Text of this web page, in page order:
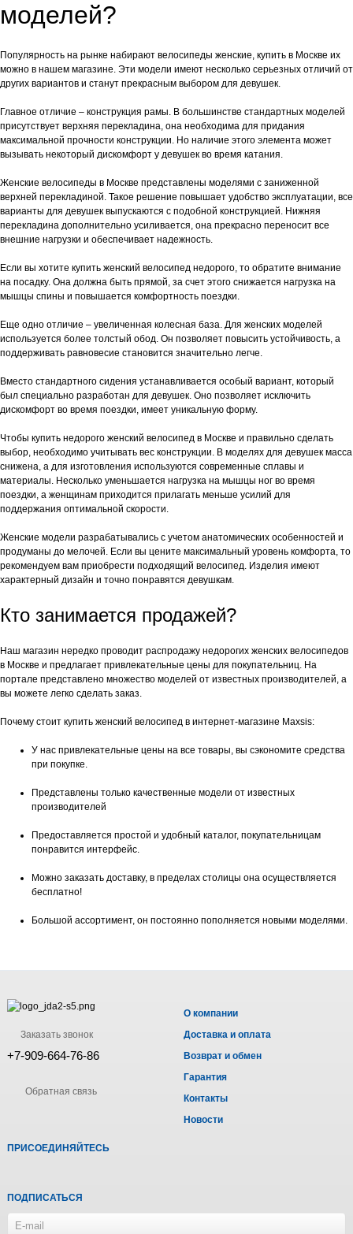
моделей?
Популярность на рынке набирают велосипеды женские, купить в Москве их
можно в нашем магазине. Эти модели имеют несколько серьезных отличий от
других вариантов и станут прекрасным выбором для девушек.
Главное отличие – конструкция рамы. В большинстве стандартных моделей
присутствует верхняя перекладина, она необходима для придания
максимальной прочности конструкции. Но наличие этого элемента может
вызывать некоторый дискомфорт у девушек во время катания.
Женские велосипеды в Москве представлены моделями с заниженной
верхней перекладиной. Такое решение повышает удобство эксплуатации, все
варианты для девушек выпускаются с подобной конструкцией. Нижняя
перекладина дополнительно усиливается, она прекрасно переносит все
внешние нагрузки и обеспечивает надежность.
Если вы хотите купить женский велосипед недорого, то обратите внимание
на посадку. Она должна быть прямой, за счет этого снижается нагрузка на
мышцы спины и повышается комфортность поездки.
Еще одно отличие – увеличенная колесная база. Для женских моделей
используется более толстый обод. Он позволяет повысить устойчивость, а
поддерживать равновесие становится значительно легче.
Вместо стандартного сидения устанавливается особый вариант, который
был специально разработан для девушек. Оно позволяет исключить
дискомфорт во время поездки, имеет уникальную форму.
Чтобы купить недорого женский велосипед в Москве и правильно сделать
выбор, необходимо учитывать вес конструкции. В моделях для девушек масса
снижена, а для изготовления используются современные сплавы и
материалы. Несколько уменьшается нагрузка на мышцы ног во время
поездки, а женщинам приходится прилагать меньше усилий для
поддержания оптимальной скорости.
Женские модели разрабатывались с учетом анатомических особенностей и
продуманы до мелочей. Если вы цените максимальный уровень комфорта, то
рекомендуем вам приобрести подходящий велосипед. Изделия имеют
характерный дизайн и точно понравятся девушкам.
Кто занимается продажей?
Наш магазин нередко проводит распродажу недорогих женских велосипедов
в Москве и предлагает привлекательные цены для покупательниц. На
портале представлено множество моделей от известных производителей, а
вы можете легко сделать заказ.
Почему стоит купить женский велосипед в интернет-магазине Maxsis:
У нас привлекательные цены на все товары, вы сэкономите средства
при покупке.
Представлены только качественные модели от известных
производителей
Предоставляется простой и удобный каталог, покупательницам
понравится интерфейс.
Можно заказать доставку, в пределах столицы она осуществляется
бесплатно!
Большой ассортимент, он постоянно пополняется новыми моделями.
Заказать звонок
+7-909-664-76-86
Обратная связь
О компании
Доставка и оплата
Возврат и обмен
Гарантия
Контакты
Новости
ПРИСОЕДИНЯЙТЕСЬ
ПОДПИСАТЬСЯ